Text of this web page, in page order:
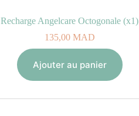
Recharge Angelcare Octogonale (x1)
135,00MAD
Ajouter au panier